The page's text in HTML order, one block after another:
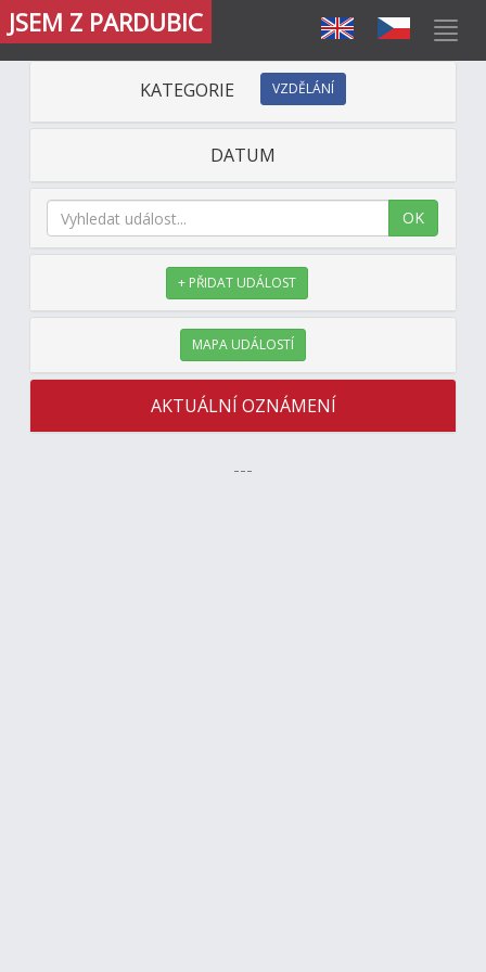
JSEM Z PARDUBIC
KATEGORIE VZDĚLÁNÍ
DATUM
OK
+ PŘIDAT UDÁLOST
MAPA UDÁLOSTÍ
AKTUÁLNÍ OZNÁMENÍ
---